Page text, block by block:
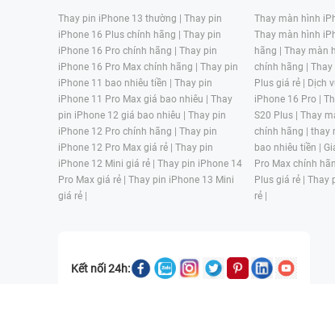
Thay pin iPhone 13 thường | Thay pin
iPhone 16 Plus chính hãng | Thay pin
iPhone 16 Pro chính hãng | Thay pin
iPhone 16 Pro Max chính hãng | Thay pin
iPhone 11 bao nhiêu tiền | Thay pin
iPhone 11 Pro Max giá bao nhiêu | Thay
pin iPhone 12 giá bao nhiêu | Thay pin
iPhone 12 Pro chính hãng | Thay pin
iPhone 12 Pro Max giá rẻ | Thay pin
iPhone 12 Mini giá rẻ | Thay pin iPhone 14
Pro Max giá rẻ | Thay pin iPhone 13 Mini
giá rẻ |
Thay màn hình
Thay màn hình
hãng | Thay màn
chính hãng | Thay
Plus giá rẻ | Dịch
iPhone 16 Pro |
S20 Plus | Thay
chính hãng | thay
bao nhiêu tiền |
Pro Max chính
Plus giá rẻ | Thay
rẻ |
Kết nối 24h: